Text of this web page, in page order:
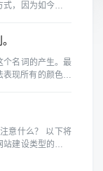
，因为如今，商
个名词的产生。最
表现所有的颜色。
建设类型的预防